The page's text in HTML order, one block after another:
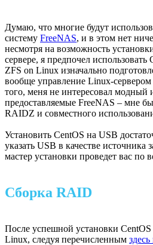
Думаю, что многие будут
систему FreeNAS, и в этом нет
несмотря на возможность
сервере, я предпочел использовать
ZFS on Linux изначально
вообще управление Linux-
того, меня не интересовал
предоставляемые FreeNAS – мне
RAIDZ и совместного
Установить CentOS на USB
указать USB в качестве источника
мастер установки проведет вас по
Сборка RAID
После успешной установки
Linux, следуя перечисленным